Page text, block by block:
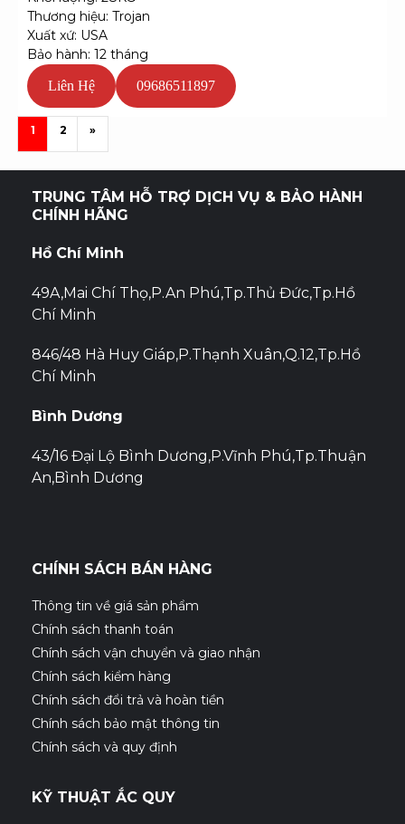
Thương hiệu: Trojan
Xuất xứ: USA
Bảo hành: 12 tháng
Liên Hệ 09686511897
1 2 »
TRUNG TÂM HỖ TRỢ DỊCH VỤ & BẢO HÀNH
CHÍNH HÃNG
Hồ Chí Minh
49A,Mai Chí Thọ,P.An Phú,Tp.Thủ Đức,Tp.Hồ
Chí Minh
846/48 Hà Huy Giáp,P.Thạnh Xuân,Q.12,Tp.Hồ
Chí Minh
Bình Dương
43/16 Đại Lộ Bình Dương,P.Vĩnh Phú,Tp.Thuận
An,Bình Dương
CHÍNH SÁCH BÁN HÀNG
Thông tin về giá sản phẩm
Chính sách thanh toán
Chính sách vận chuyển và giao nhận
Chính sách kiểm hàng
Chính sách đổi trả và hoàn tiền
Chính sách bảo mật thông tin
Chính sách và quy định
KỸ THUẬT ẮC QUY